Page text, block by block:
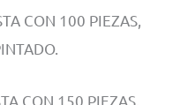
CON 100 PIEZAS,
CON 150 PIEZAS,